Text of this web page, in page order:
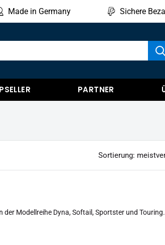
Made in Germany Sichere
PARTNER
Produkte anzeigen
Sortierung:
Modellreihe Dyna, Softail, Sportster und Touring.